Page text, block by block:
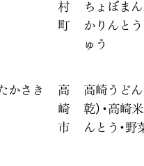
村
町
ちょぼまん
かりんと
ゅう
かさき
高
崎
市
高崎うどん
乾）・高崎
んとう・野